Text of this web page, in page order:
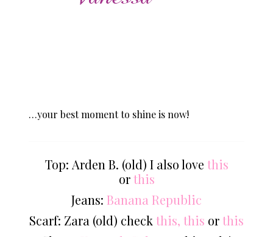
…your best moment to shine is now!
Top: Arden B. (old) I also love this
orthis
Jeans: Banana Republic
Scarf: Zara (old) check this, this orthis